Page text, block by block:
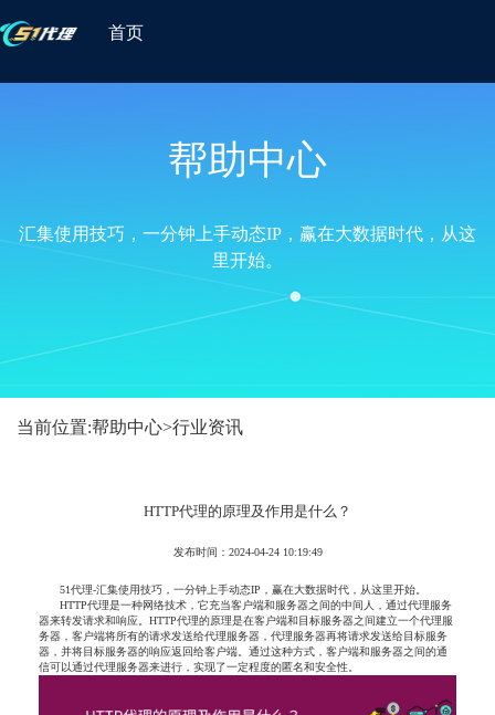
首页
帮助中心
汇集使用技巧，一分钟上手动态IP，赢在大数据时代，从这
里开始。
当前位置:帮助中心>行业资讯
HTTP代理的原理及作用是什么？
发布时间：2024-04-24 10:19:49
51代理-汇集使用技巧，一分钟上手动态IP，赢在大数据时代，从这里开始。
HTTP代理是一种网络技术，它充当客户端和服务器之间的中间人，通过代理服务
器来转发请求和响应。HTTP代理的原理是在客户端和目标服务器之间建立一个代理服
务器，客户端将所有的请求发送给代理服务器，代理服务器再将请求发送给目标服务
器，并将目标服务器的响应返回给客户端。通过这种方式，客户端和服务器之间的通
信可以通过代理服务器来进行，实现了一定程度的匿名和安全性。